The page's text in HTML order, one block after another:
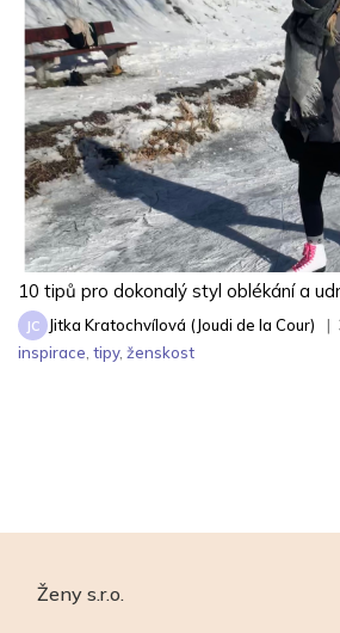
10 tipů pro dokonalý styl oblékání a
JC Jitka Kratochvílová (Joudi de la Cour) |
inspirace, tipy, ženskost
Ženy s.r.o.